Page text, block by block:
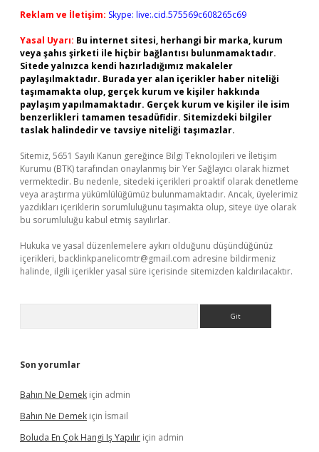
Reklam ve İletişim: Skype: live:.cid.575569c608265c69
Yasal Uyarı: Bu internet sitesi, herhangi bir marka, kurum
veya şahıs şirketi ile hiçbir bağlantısı bulunmamaktadır.
Sitede yalnızca kendi hazırladığımız makaleler
paylaşılmaktadır. Burada yer alan içerikler haber niteliği
taşımamakta olup, gerçek kurum ve kişiler hakkında
paylaşım yapılmamaktadır. Gerçek kurum ve kişiler ile isim
benzerlikleri tamamen tesadüfidir. Sitemizdeki bilgiler
taslak halindedir ve tavsiye niteliği taşımazlar.
Sitemiz, 5651 Sayılı Kanun gereğince Bilgi Teknolojileri ve İletişim
Kurumu (BTK) tarafından onaylanmış bir Yer Sağlayıcı olarak hizmet
vermektedir. Bu nedenle, sitedeki içerikleri proaktif olarak denetleme
veya araştırma yükümlülüğümüz bulunmamaktadır. Ancak, üyelerimiz
yazdıkları içeriklerin sorumluluğunu taşımakta olup, siteye üye olarak
bu sorumluluğu kabul etmiş sayılırlar.
Hukuka ve yasal düzenlemelere aykırı olduğunu düşündüğünüz
içerikleri, backlinkpanelicomtr@gmail.com adresine bildirmeniz
halinde, ilgili içerikler yasal süre içerisinde sitemizden kaldırılacaktır.
Son yorumlar
Bahın Ne Demek için admin
Bahın Ne Demek için İsmail
Boluda En Çok Hangi Iş Yapılır için admin